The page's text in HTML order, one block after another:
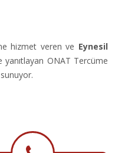
hizmet veren ve Eynesil
yanıtlayan ONAT Tercüme